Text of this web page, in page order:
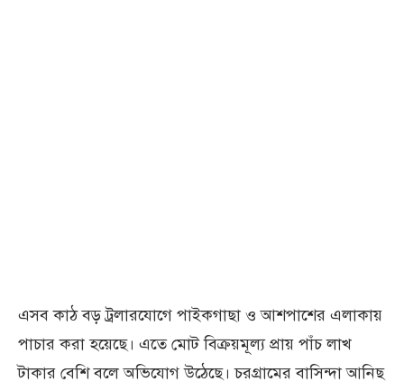
এসব কাঠ বড় ট্রলারযোগে পাইকগাছা ও আশপাশের এলাকায়
পাচার করা হয়েছে। এতে মোট বিক্রয়মূল্য প্রায় পাঁচ লাখ
টাকার বেশি বলে অভিযোগ উঠেছে। চরগ্রামের বাসিন্দা আনিছ